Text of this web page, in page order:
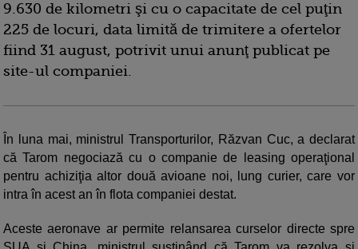
9.630 de kilometri şi cu o capacitate de cel puţin
225 de locuri, data limită de trimitere a ofertelor
fiind 31 august, potrivit unui anunţ publicat pe
site-ul companiei.
În luna mai, ministrul Transporturilor, Răzvan Cuc, a declarat
că Tarom negociază cu o companie de leasing operaţional
pentru achiziţia altor două avioane noi, lung curier, care vor
intra în acest an în flota companiei destat.
Aceste aeronave ar permite relansarea curselor directe spre